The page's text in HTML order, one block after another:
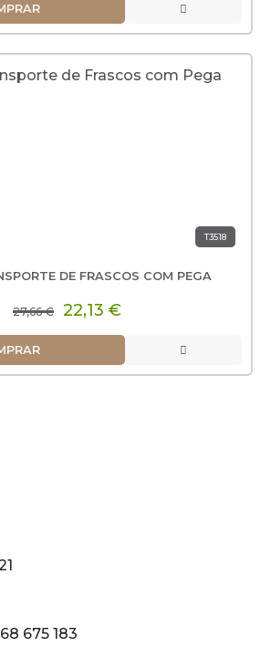
T3518
DE FRASCOS COM PEGA
27,66 € 22,13 €
675 183